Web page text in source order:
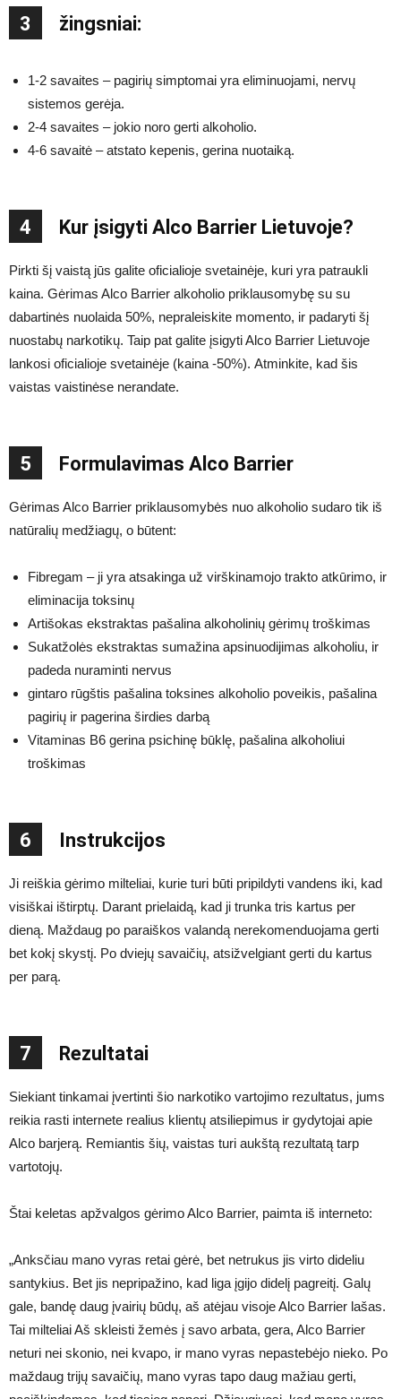
3 žingsniai:
1-2 savaites – pagirių simptomai yra eliminuojami, nervų
sistemos gerėja.
2-4 savaites – jokio noro gerti alkoholio.
4-6 savaitė – atstato kepenis, gerina nuotaiką.
4 Kur įsigyti Alco Barrier Lietuvoje?
Pirkti šį vaistą jūs galite oficialioje svetainėje, kuri yra patraukli
kaina. Gėrimas Alco Barrier alkoholio priklausomybę su su
dabartinės nuolaida 50%, nepraleiskite momento, ir padaryti šį
nuostabų narkotikų. Taip pat galite įsigyti Alco Barrier Lietuvoje
lankosi oficialioje svetainėje (kaina -50%). Atminkite, kad šis
vaistas vaistinėse nerandate.
5 Formulavimas Alco Barrier
Gėrimas Alco Barrier priklausomybės nuo alkoholio sudaro tik iš
natūralių medžiagų, o būtent:
Fibregam – ji yra atsakinga už virškinamojo trakto atkūrimo, ir
eliminacija toksinų
Artišokas ekstraktas pašalina alkoholinių gėrimų troškimas
Sukatžolės ekstraktas sumažina apsinuodijimas alkoholiu, ir
padeda nuraminti nervus
gintaro rūgštis pašalina toksines alkoholio poveikis, pašalina
pagirių ir pagerina širdies darbą
Vitaminas B6 gerina psichinę būklę, pašalina alkoholiui
troškimas
6 Instrukcijos
Ji reiškia gėrimo milteliai, kurie turi būti pripildyti vandens iki, kad
visiškai ištirptų. Darant prielaidą, kad ji trunka tris kartus per
dieną. Maždaug po paraiškos valandą nerekomenduojama gerti
bet kokį skystį. Po dviejų savaičių, atsižvelgiant gerti du kartus
per parą.
7 Rezultatai
Siekiant tinkamai įvertinti šio narkotiko vartojimo rezultatus, jums
reikia rasti internete realius klientų atsiliepimus ir gydytojai apie
Alco barjerą. Remiantis šių, vaistas turi aukštą rezultatą tarp
vartotojų.
Štai keletas apžvalgos gėrimo Alco Barrier, paimta iš interneto:
„Anksčiau mano vyras retai gėrė, bet netrukus jis virto dideliu
santykius. Bet jis nepripažino, kad liga įgijo didelį pagreitį. Galų
gale, bandę daug įvairių būdų, aš atėjau visoje Alco Barrier lašas.
Tai milteliai Aš skleisti žemės į savo arbata, gera, Alco Barrier
neturi nei skonio, nei kvapo, ir mano vyras nepastebėjo nieko. Po
maždaug trijų savaičių, mano vyras tapo daug mažiau gerti,